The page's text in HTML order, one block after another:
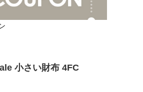
小さい財布 4FC